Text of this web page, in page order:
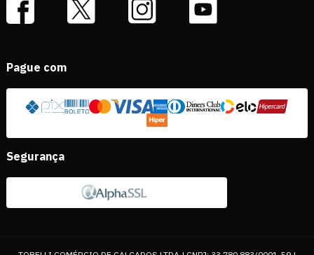
Pague com
Segurança